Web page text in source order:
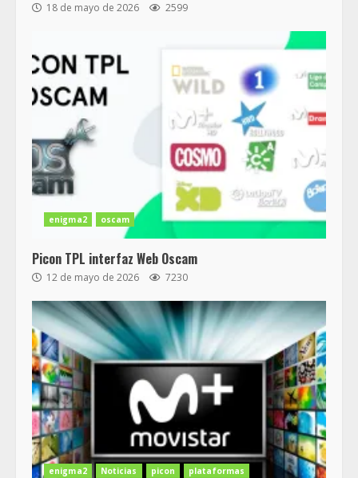
18 de mayo de 2026 2599
enigma2 oscam
Picon TPL interfaz Web Oscam
12 de mayo de 2026 7230
enigma2 Noticias picon
plataformas